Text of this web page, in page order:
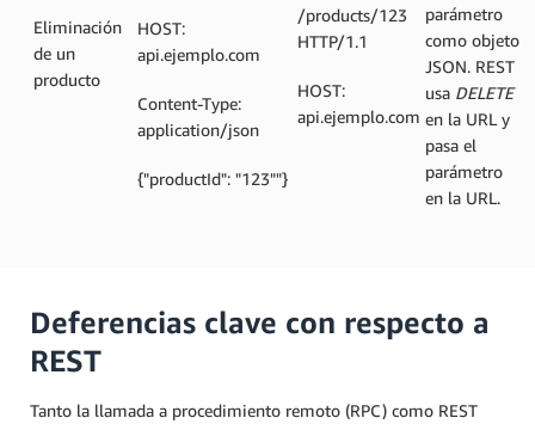
Eliminación
de un
producto
HOST:
api.ejemplo.com
Content-Type:
application/json
{"productId": "123""}
/products/123
HTTP/1.1
HOST:
api.ejemplo.com
parámetro
como objeto
JSON. REST
usa DELETE
en la URL y
pasa el
parámetro
en la URL.
Deferencias clave con respecto a
REST
Tanto la llamada a procedimiento remoto (RPC) como REST